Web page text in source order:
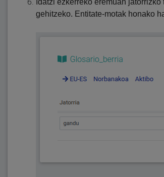
Idatzi ezkerreko eremuan
gehitzeko. Entitate-motak honako